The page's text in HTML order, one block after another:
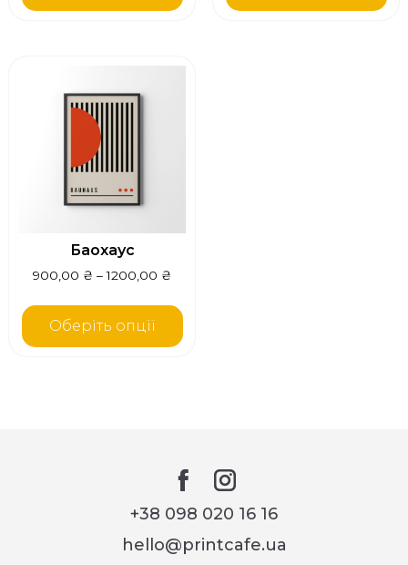
Баохаус
900,00 ₴ –1200,00 ₴
Оберіть опції
+38 098 020 16 16
hello@printcafe.ua